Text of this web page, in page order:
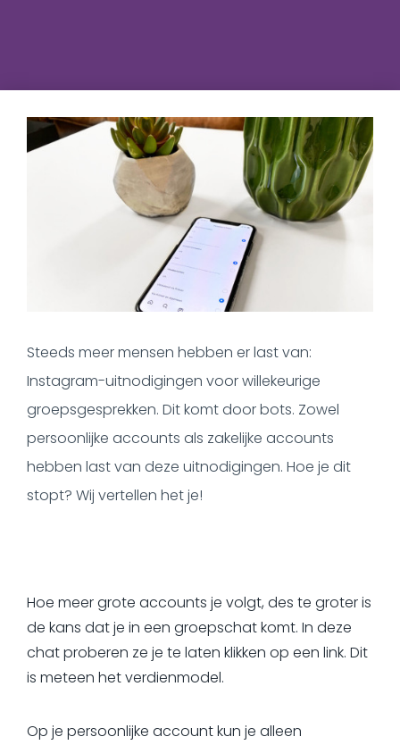
Steeds meer mensen hebben er last van:
Instagram-uitnodigingen voor willekeurige
groepsgesprekken. Dit komt door bots. Zowel
persoonlijke accounts als zakelijke accounts
hebben last van deze uitnodigingen. Hoe je dit
stopt? Wij vertellen het je!
Hoe meer grote accounts je volgt, des te groter is
de kans dat je in een groepschat komt. In deze
chat proberen ze je te laten klikken op een link. Dit
is meteen het verdienmodel.
Op je persoonlijke account kun je alleen